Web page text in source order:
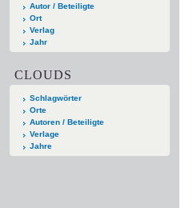
Autor / Beteiligte
Ort
Verlag
Jahr
CLOUDS
Schlagwörter
Orte
Autoren / Beteiligte
Verlage
Jahre